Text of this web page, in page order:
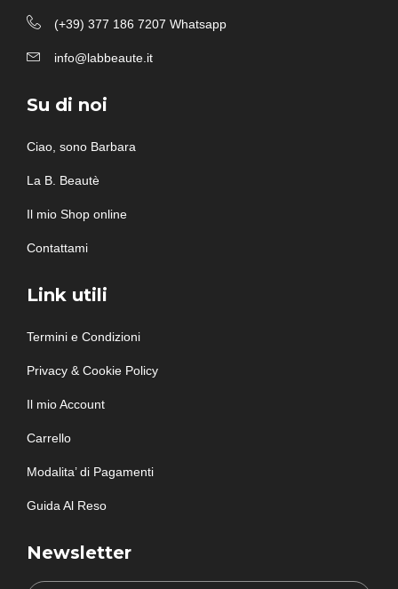
(+39) 377 186 7207 Whatsapp
info@labbeaute.it
Su di noi
Ciao, sono Barbara
La B. Beautè
Il mio Shop online
Contattami
Link utili
Termini e Condizioni
Privacy & Cookie Policy
Il mio Account
Carrello
Modalita’ di Pagamenti
Guida Al Reso
Newsletter